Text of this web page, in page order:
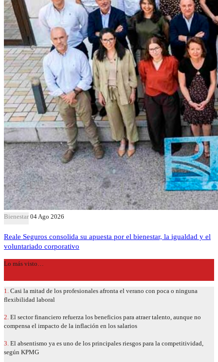
Bienestar 04 Ago 2026
Reale Seguros consolida su apuesta por el bienestar, la igualdad y el
voluntariado corporativo
Lo más visto…
1. Casi la mitad de los profesionales afronta el verano con poca o ninguna
flexibilidad laboral
2. El sector financiero refuerza los beneficios para atraer talento, aunque no
compensa el impacto de la inflación en los salarios
3. El absentismo ya es uno de los principales riesgos para la competitividad,
según KPMG